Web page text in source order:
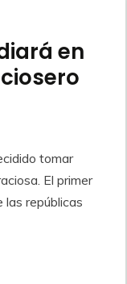
en
tomar
El primer
las repúblicas